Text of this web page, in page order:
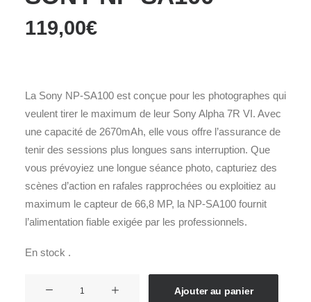
119,00€
La Sony NP-SA100 est conçue pour les photographes qui
veulent tirer le maximum de leur Sony Alpha 7R VI. Avec
une capacité de 2670mAh, elle vous offre l’assurance de
tenir des sessions plus longues sans interruption. Que
vous prévoyiez une longue séance photo, capturiez des
scènes d’action en rafales rapprochées ou exploitiez au
maximum le capteur de 66,8 MP, la NP-SA100 fournit
l’alimentation fiable exigée par les professionnels.
En stock .
Ajouter au panier